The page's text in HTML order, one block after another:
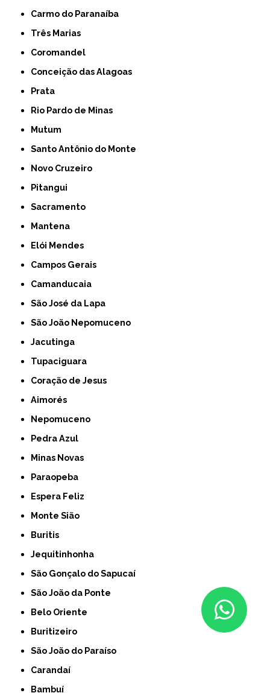
Carmo do Paranaíba
Três Marias
Coromandel
Conceição das Alagoas
Prata
Rio Pardo de Minas
Mutum
Santo Antônio do Monte
Novo Cruzeiro
Pitangui
Sacramento
Mantena
Elói Mendes
Campos Gerais
Camanducaia
São José da Lapa
São João Nepomuceno
Jacutinga
Tupaciguara
Coração de Jesus
Aimorés
Nepomuceno
Pedra Azul
Minas Novas
Paraopeba
Espera Feliz
Monte Sião
Buritis
Jequitinhonha
São Gonçalo do Sapucaí
São João da Ponte
Belo Oriente
Buritizeiro
São João do Paraíso
Carandaí
Bambuí